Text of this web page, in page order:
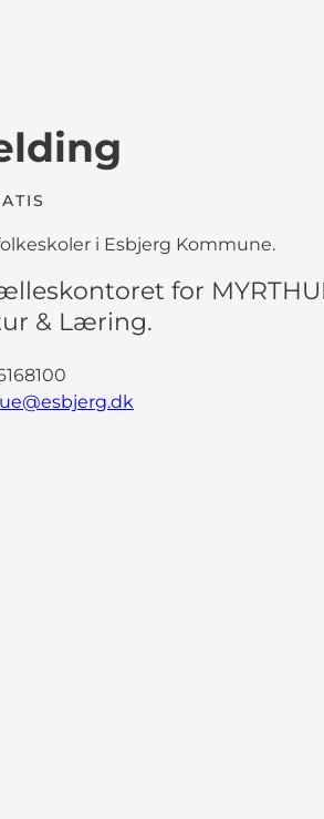
i Esbjerg Kommune.
for
& Læring.